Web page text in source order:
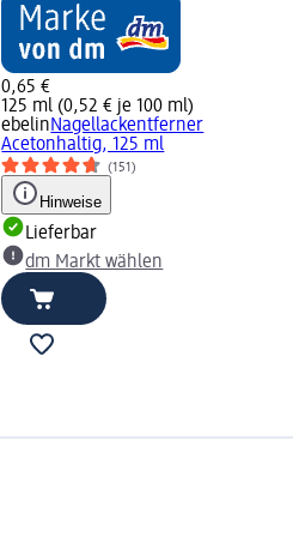
0,65 €
125 ml (0,52 € je 100 ml)
ebelinNagellackentferner
Acetonhaltig, 125 ml
(151)
Hinweise
Lieferbar
dm Markt wählen